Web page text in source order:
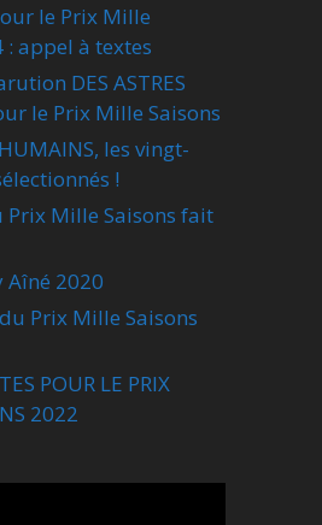
le Prix Mille
: appel à textes
DES ASTRES
le Prix Mille Saisons
HUMAINS, les vingt-
!
Prix Mille Saisons fait
Aîné 2020
Prix Mille Saisons
POUR LE PRIX
2022